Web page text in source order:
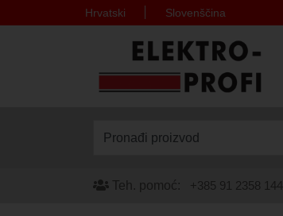
Hrvatski Slovenščina
Pronađi proizvod
Teh. pomoć: +385 91 2358 144